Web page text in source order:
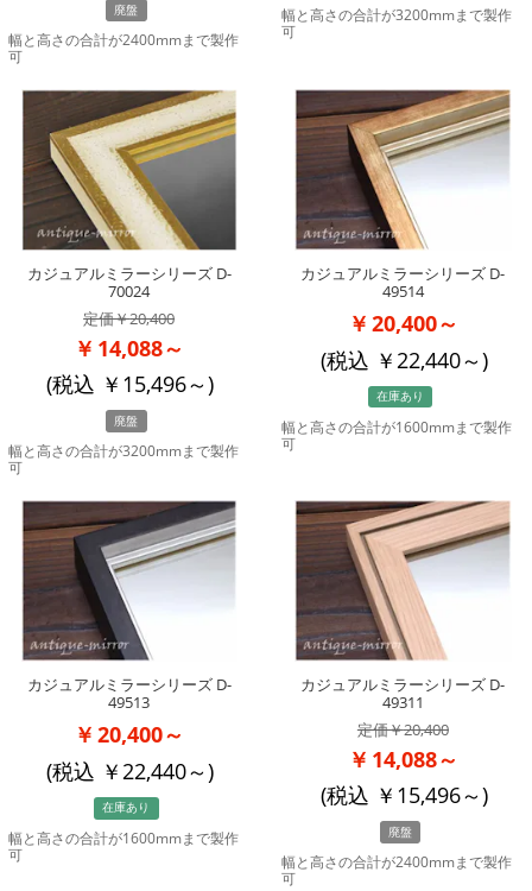
廃盤
幅と高さの合計が2400mmまで製作
可
幅と高さの合計が3200mmまで製作
可
カジュアルミラーシリーズ D-
70024
20,400
14,088～
(税込
15,496～)
廃盤
幅と高さの合計が3200mmまで製作
可
カジュアルミラーシリーズ D-
49514
20,400～
(税込
22,440～)
在庫あり
幅と高さの合計が1600mmまで製作
可
カジュアルミラーシリーズ D-
49513
20,400～
(税込
22,440～)
在庫あり
幅と高さの合計が1600mmまで製作
可
カジュアルミラーシリーズ D-
49311
20,400
14,088～
(税込
15,496～)
廃盤
幅と高さの合計が2400mmまで製作
可